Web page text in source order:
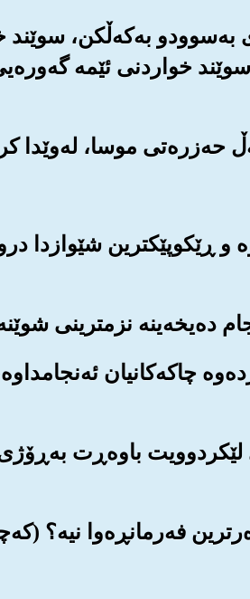
به‌سوودو به‌که‌ڵکن، سوێند
سوێند خواردنی ئێمه
و ڕێکوپێکترین
چاکه‌کانیان
باوه‌ڕت
فه‌رمانڕه‌وا